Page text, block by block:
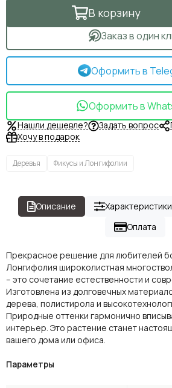
В корзину
Заказ в один
Оформить в
Оформить в
Нашли дешевле? Задать вопрос
Хочу в подарок
Деревья Фикусы и Лонгифолии
Описание Характеристики
Оплата
Прекрасное решение для любителей
Лонгифолия широколистная
– это сочетание естественности и
Изготовлена из долговечных
дерева, полистирола и
Природные оттенки гармонично
интерьер. Это растение станет
вашего дома или офиса.
Параметры